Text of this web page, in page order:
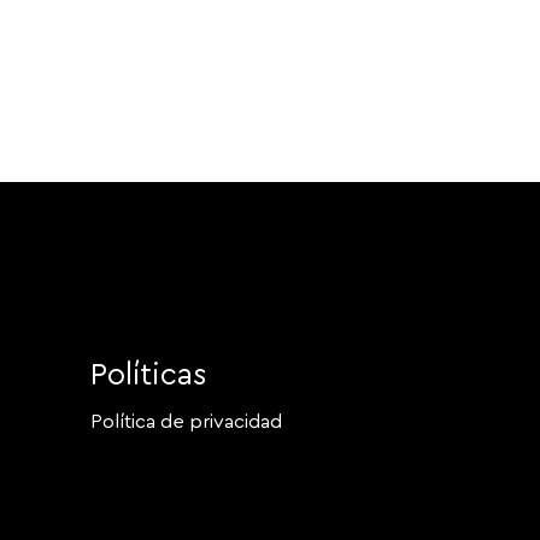
Políticas
Política de privacidad